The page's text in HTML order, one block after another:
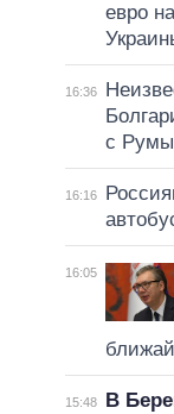
евро
16:36
с
16:16
16:05
15:48
В